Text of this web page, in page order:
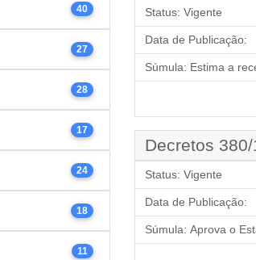
40
27
28
17
24
18
11
Status: Vigente
Data de Publicação:
Súmula: Estima a
Decretos
Status: Vigente
Data de Publicação:
Súmula: Aprova o